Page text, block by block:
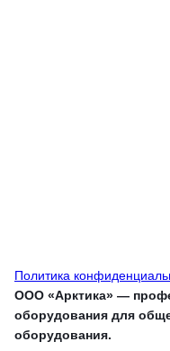
Политика
ООО «Арктика» —
оборудования для
оборудования.